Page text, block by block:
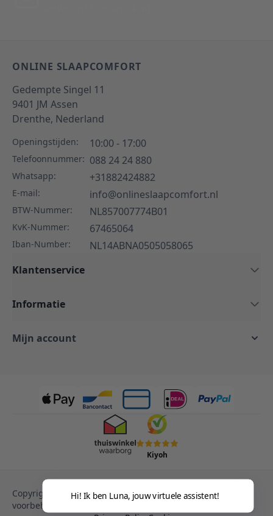
ONLINE SLAAPCOMFORT
Gedempte Singel 11
9401 JM Assen
Drenthe, Nederland
Openingstijden: 10:00 - 17:00
Telefoonnummer: 088 24 24 880
Whatsapp: +31882424882
E-mail: info@onlineslaapcomfort.nl
BTW-Nummer: NL857007774B01
KvK-Nummer: 67465064
Iban-Number:
NL14ABNA0505058065
Klantenservice
Informatie
Mijn account
Kiyoh
Copyright © 2013-heden Magento. Alle rechten
voorbehouden.
Hi! Ik ben Luna, jouw virtuele assistent!